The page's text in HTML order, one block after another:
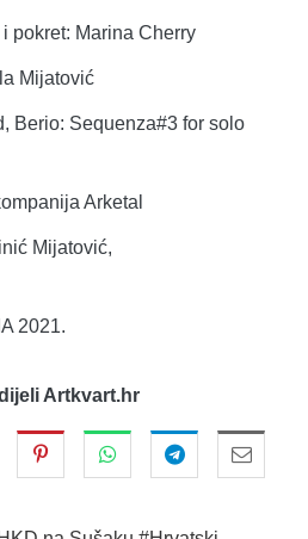
pokret: Marina Cherry
Mijatović
Berio: Sequenza#3 for solo
Arketal
Mijatović,
2021.
Artkvart.hr